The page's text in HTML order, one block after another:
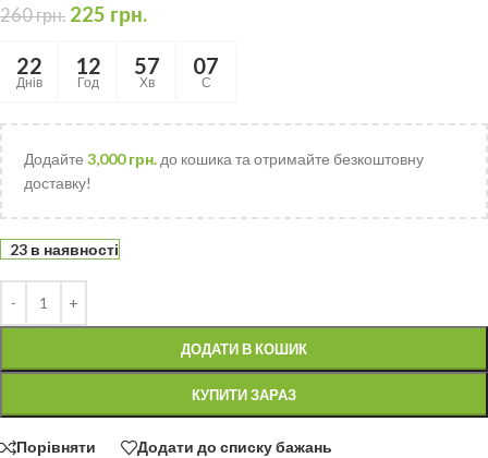
260грн. 225 грн.
22
Днів
12
Год
57
Хв
07
С
Додайте 3,000грн. до кошика та отримайте безкоштовну
доставку!
23 в наявності
ДОДАТИ В КОШИК
КУПИТИ ЗАРАЗ
Порівняти Додати до списку бажань